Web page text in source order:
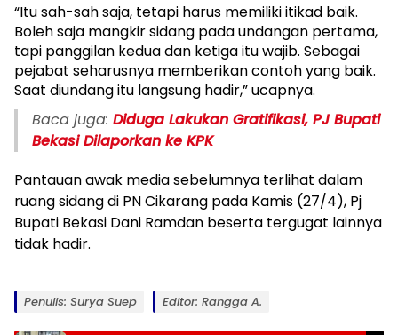
“Itu sah-sah saja, tetapi harus memiliki itikad baik.
Boleh saja mangkir sidang pada undangan pertama,
tapi panggilan kedua dan ketiga itu wajib. Sebagai
pejabat seharusnya memberikan contoh yang baik.
Saat diundang itu langsung hadir,” ucapnya.
Baca juga: Diduga Lakukan Gratifikasi, PJ Bupati
Bekasi Dilaporkan ke KPK
Pantauan awak media sebelumnya terlihat dalam
ruang sidang di PN Cikarang pada Kamis (27/4), Pj
Bupati Bekasi Dani Ramdan beserta tergugat lainnya
tidak hadir.
Penulis: Surya Suep Editor: Rangga A.